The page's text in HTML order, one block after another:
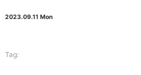
2023.09.11 Mon
Tag: